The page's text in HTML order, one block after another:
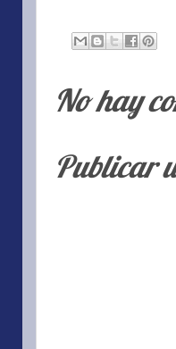
No hay
Publicar